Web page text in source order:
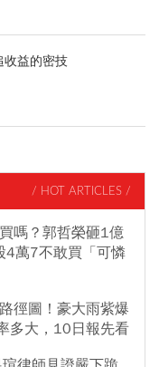
收益的密技
/ HOT ARTICLES /
嗎？郭哲榮砸1億
4萬7不敢買「可憐
徑圖！豪大雨紫爆
多大，10日報先看